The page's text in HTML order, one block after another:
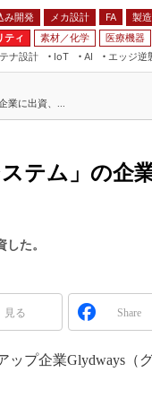
み開発 メカ設計 FA 製
ティ 素材／化学 医療機器
ナ設計
IoT
AI
エッジ逆
JIMTOF
IIFES
TECHNO-FRONTIER
スマート工場EXPO
日本ものづくりワールド
Windows
車載ソフト開発
ISO26262
業に出資、...
テム」の企
た。
見る Share
プ企業Glydways（